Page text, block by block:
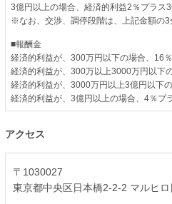
3億円以上の場合、経済的利益2％プラス
※なお、交渉、調停段階は、上記金額の3
■報酬金
経済的利益が、300万円以下の場合、16％
経済的利益が、300万以上3000万円以下
経済的利益が、3000万円以上3億円以下
経済的利益が、3億円以上の場合、4％プ
アクセス
〒1030027
東京都中央区日本橋2-2-2 マルヒ